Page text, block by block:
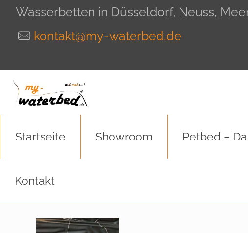
Wasserbetten in Düsseldorf, Neuss,
kontakt@my-waterbed.de
Startseite Showroom Petbed –
Kontakt